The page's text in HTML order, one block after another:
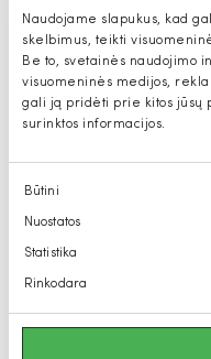
Naudojame slapukus, kad
skelbimus, teikti
Be to, svetainės naudojimo
visuomeninės medijos,
gali ją pridėti prie kitos jūsų
surinktos informacijos.
Sutikimo
pasirinkimas
Būtini
Nuostatos
Statistika
Rinkodara
Calvin Klein
avalynė,